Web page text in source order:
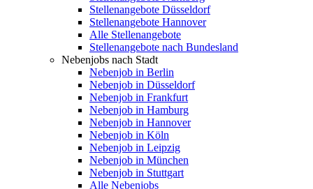
Stellenangebote Düsseldorf
Stellenangebote Hannover
Alle Stellenangebote
Stellenangebote nach Bundesland
Nebenjobs nach Stadt
Nebenjob in Berlin
Nebenjob in Düsseldorf
Nebenjob in Frankfurt
Nebenjob in Hamburg
Nebenjob in Hannover
Nebenjob in Köln
Nebenjob in Leipzig
Nebenjob in München
Nebenjob in Stuttgart
Alle Nebenjobs